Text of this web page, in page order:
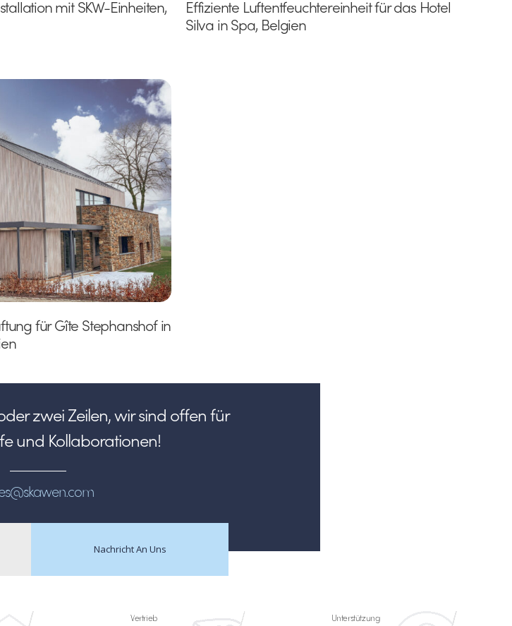
mit SKW-Einheiten,
Effiziente Luftentfeuchtereinheit für das Hotel
Silva in Spa, Belgien
für Gîte Stephanshof in
zwei Zeilen, wir sind offen für
und Kollaborationen!
Nachricht An Uns
Vertrieb Unterstützung